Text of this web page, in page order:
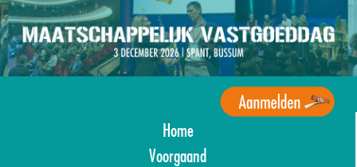
Overslaan
en
naar
de
inhoud
gaan
Home
Voorgaand